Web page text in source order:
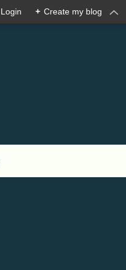
Login + Create my blog